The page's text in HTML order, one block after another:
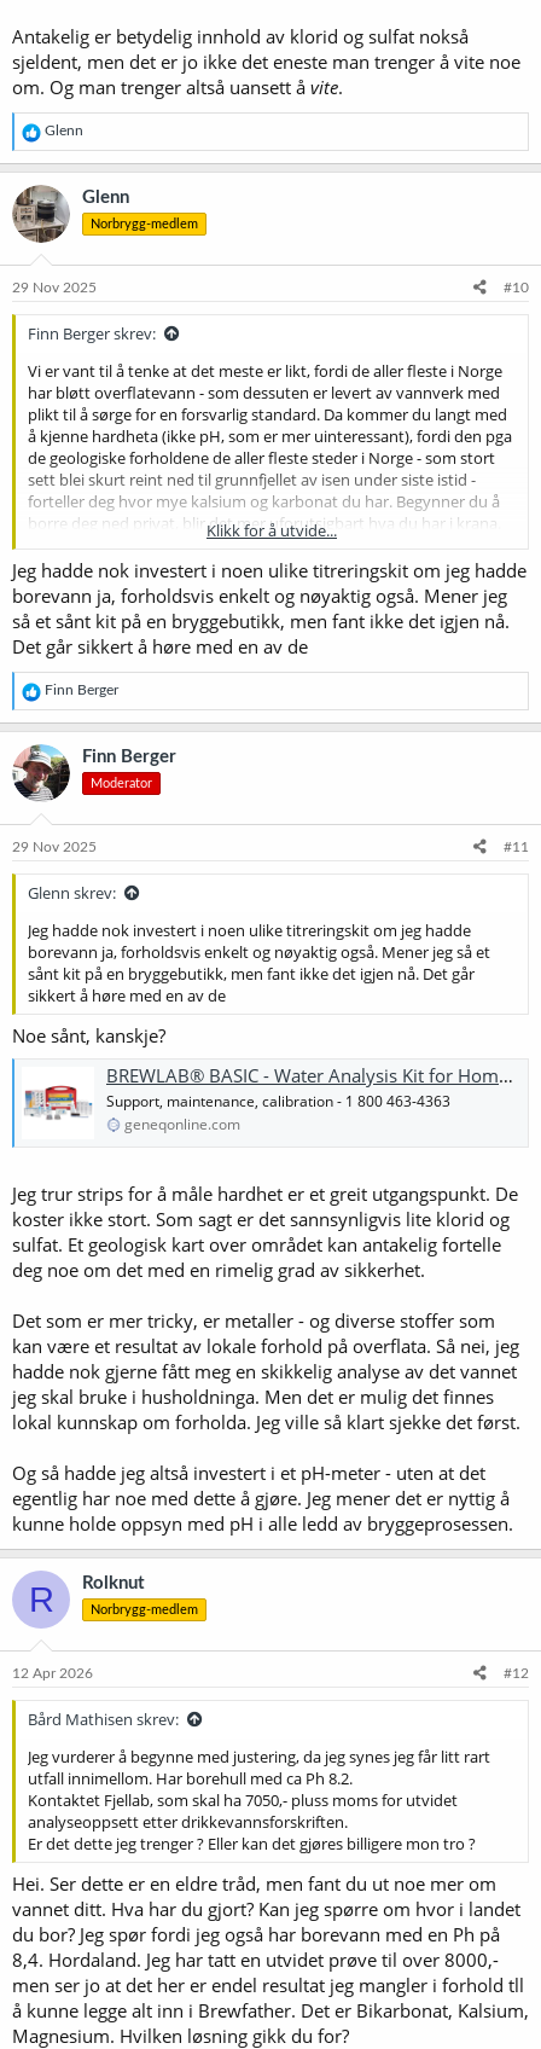
Antakelig er betydelig innhold av klorid og sulfat nokså
sjeldent, men det er jo ikke det eneste man trenger å vite noe
om. Og man trenger altså uansett å vite.
R
e
a
k
s
j
o
e
Glenn
Glenn
Norbrygg-medlem
29 Nov 2025 #10
Finn Berger skrev:
Vi er vant til å tenke at det meste er likt, fordi de aller fleste i Norge
har bløtt overflatevann - som dessuten er levert av vannverk med
plikt til å sørge for en forsvarlig standard. Da kommer du langt med
å kjenne hardheta (ikke pH, som er mer uinteressant), fordi den pga
de geologiske forholdene de aller fleste steder i Norge - som stort
sett blei skurt reint ned til grunnfjellet av isen under siste istid -
forteller deg hvor mye kalsium og karbonat du har. Begynner du å
borre deg ned privat, blir det mer uforutsigbart hva du har i krana.
Både geologi, hydrologi og lokal forurensnings-/utslippshistorie
påvirker.
Antakelig er betydelig innhold av klorid og sulfat nokså sjeldent,
men det er jo ikke det eneste man trenger å vite noe om. Og man
trenger altså uansett å vite.
Klikk for å utvide...
Jeg hadde nok investert i noen ulike titreringskit om jeg hadde
borevann ja, forholdsvis enkelt og nøyaktig også. Mener jeg
så et sånt kit på en bryggebutikk, men fant ikke det igjen nå.
Det går sikkert å høre med en av de
R
e
a
k
s
j
o
e
Finn Berger
Finn Berger
Moderator
29 Nov 2025 #11
Glenn skrev:
Jeg hadde nok investert i noen ulike titreringskit om jeg hadde
borevann ja, forholdsvis enkelt og nøyaktig også. Mener jeg så et
sånt kit på en bryggebutikk, men fant ikke det igjen nå. Det går
sikkert å høre med en av de
Noe sånt, kanskje?
BREWLAB® BASIC - Water Analysis Kit for Home Brewers - Geneq Online
Support, maintenance, calibration - 1 800 463-4363
geneqonline.com
Jeg trur strips for å måle hardhet er et greit utgangspunkt. De
koster ikke stort. Som sagt er det sannsynligvis lite klorid og
sulfat. Et geologisk kart over området kan antakelig fortelle
deg noe om det med en rimelig grad av sikkerhet.
Det som er mer tricky, er metaller - og diverse stoffer som
kan være et resultat av lokale forhold på overflata. Så nei, jeg
hadde nok gjerne fått meg en skikkelig analyse av det vannet
jeg skal bruke i husholdninga. Men det er mulig det finnes
lokal kunnskap om forholda. Jeg ville så klart sjekke det først.
Og så hadde jeg altså investert i et pH-meter - uten at det
egentlig har noe med dette å gjøre. Jeg mener det er nyttig å
kunne holde oppsyn med pH i alle ledd av bryggeprosessen.
R Rolknut
Norbrygg-medlem
12 Apr 2026 #12
Bård Mathisen skrev:
Jeg vurderer å begynne med justering, da jeg synes jeg får litt rart
utfall innimellom. Har borehull med ca Ph 8.2.
Kontaktet Fjellab, som skal ha 7050,- pluss moms for utvidet
analyseoppsett etter drikkevannsforskriften.
Er det dette jeg trenger ? Eller kan det gjøres billigere mon tro ?
Hei. Ser dette er en eldre tråd, men fant du ut noe mer om
vannet ditt. Hva har du gjort? Kan jeg spørre om hvor i landet
du bor? Jeg spør fordi jeg også har borevann med en Ph på
8,4. Hordaland. Jeg har tatt en utvidet prøve til over 8000,-
men ser jo at det her er endel resultat jeg mangler i forhold tll
å kunne legge alt inn i Brewfather. Det er Bikarbonat, Kalsium,
Magnesium. Hvilken løsning gikk du for?